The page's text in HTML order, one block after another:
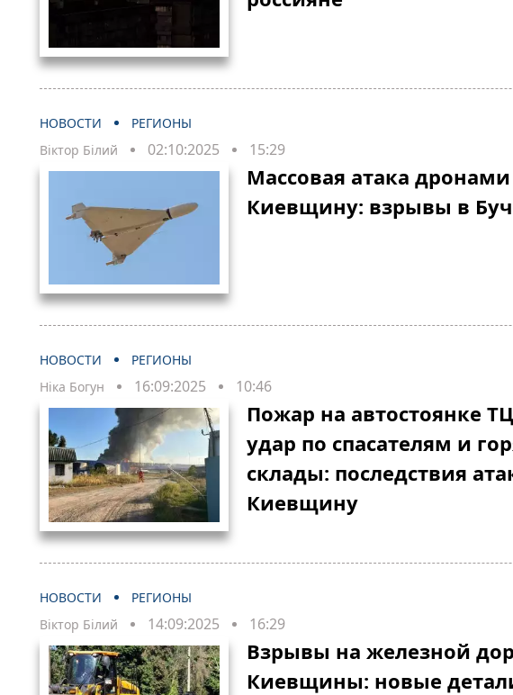
НОВОСТИ
РЕГИОНЫ
Віктор Білий
02:10:2025 15:29
Массовая атака
Киевщину: взрывы в
НОВОСТИ
РЕГИОНЫ
Ніка Богун
16:09:2025 10:46
Пожар на автостоянке
удар по спасателям и
склады: последствия
Киевщину
НОВОСТИ
РЕГИОНЫ
Віктор Білий
14:09:2025 16:29
Взрывы на железной
Киевщины: новые